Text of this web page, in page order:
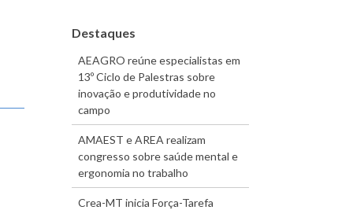
Destaques
AEAGRO reúne especialistas em
13º Ciclo de Palestras sobre
inovação e produtividade no
campo
AMAEST e AREA realizam
congresso sobre saúde mental e
ergonomia no trabalho
Crea-MT inicia Força-Tarefa